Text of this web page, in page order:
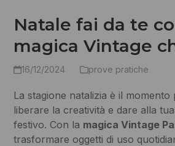
Natale fai da te
magica Vintage
16/12/2024 prove pratiche
La stagione natalizia è il
liberare la creatività e dare alla
festivo. Con la magica Vintage
trasformare oggetti di uso